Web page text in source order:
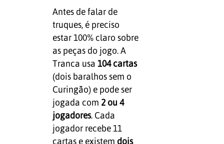
Antes de falar de
truques, é preciso
estar 100% claro sobre
as peças do jogo. A
Tranca usa 104 cartas
(dois baralhos sem o
Curingão) e pode ser
jogada com 2 ou 4
jogadores. Cada
jogador recebe 11
cartas e existem dois